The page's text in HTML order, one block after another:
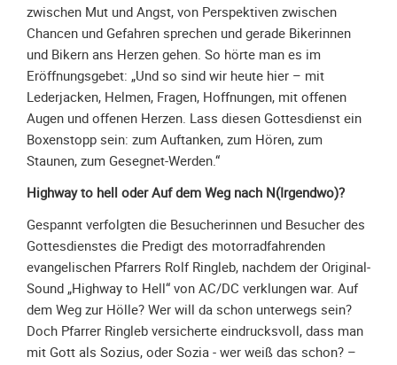
2020
Galerie
2019
Galerie
2018
Galerie
2017
2016
Galerie
2015
Galerie
2014
Galerie
2013
zwischen Mut und Angst, von Perspektiven zwischen
Chancen und Gefahren sprechen und gerade Bikerinnen
und Bikern ans Herzen gehen. So hörte man es im
Eröffnungsgebet: „Und so sind wir heute hier – mit
Lederjacken, Helmen, Fragen, Hoffnungen, mit offenen
Augen und offenen Herzen. Lass diesen Gottesdienst ein
Boxenstopp sein: zum Auftanken, zum Hören, zum
Staunen, zum Gesegnet-Werden.“
Highway to hell oder Auf dem Weg nach N(Irgendwo)?
Gespannt verfolgten die Besucherinnen und Besucher des
Gottesdienstes die Predigt des motorradfahrenden
evangelischen Pfarrers Rolf Ringleb, nachdem der Original-
Sound „Highway to Hell“ von AC/DC verklungen war. Auf
dem Weg zur Hölle? Wer will da schon unterwegs sein?
Doch Pfarrer Ringleb versicherte eindrucksvoll, dass man
mit Gott als Sozius, oder Sozia - wer weiß das schon? –